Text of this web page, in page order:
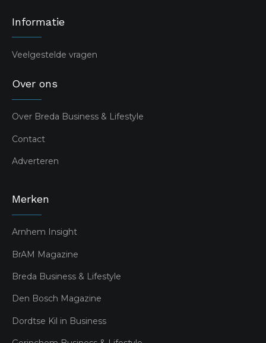
Informatie
Veelgestelde vragen
Over ons
Over Breda Business & Lifestyle
Contact
Adverteren
Merken
Arnhem Insight
BrAM Magazine
Breda Business & Lifestyle
Den Bosch Magazine
Dordtse Kil in Business